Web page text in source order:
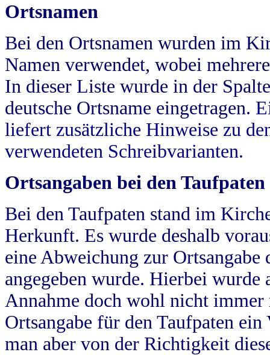
Ortsnamen
Bei den Ortsnamen wurden im
Namen verwendet, wobei
In dieser Liste wurde in der
deutsche Ortsname eingetragen.
liefert zusätzliche Hinweise zu
verwendeten Schreibvarianten.
Ortsangaben bei den Taufpaten
Bei den Taufpaten stand im
Herkunft. Es wurde deshalb
eine Abweichung zur
angegeben wurde. Hierbei wurde
Annahme doch wohl nicht
Ortsangabe für den Taufpaten
man aber von der Richtigkeit